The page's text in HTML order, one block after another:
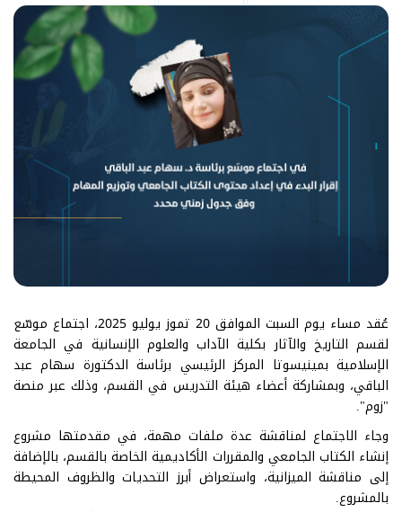
عُقد مساء يوم السبت الموافق 20 تموز يوليو 2025، اجتماع موسّع
لقسم التاريخ والآثار بكلية الآداب والعلوم الإنسانية في الجامعة
الإسلامية بمينيسوتا المركز الرئيسي برئاسة الدكتورة سهام عبد
الباقي، وبمشاركة أعضاء هيئة التدريس في القسم، وذلك عبر منصة
"زوم".
وجاء الاجتماع لمناقشة عدة ملفات مهمة، في مقدمتها مشروع
إنشاء الكتاب الجامعي والمقررات الأكاديمية الخاصة بالقسم، بالإضافة
إلى مناقشة الميزانية، واستعراض أبرز التحديات والظروف المحيطة
بالمشروع.